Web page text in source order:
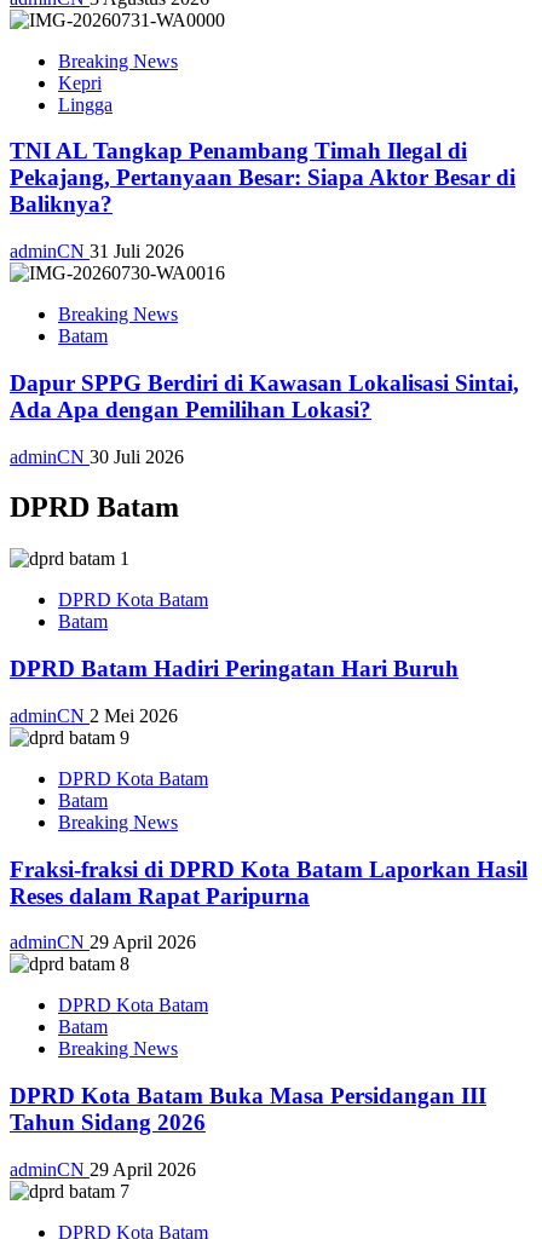
Breaking News
Kepri
Lingga
TNI AL Tangkap Penambang Timah Ilegal di
Pekajang, Pertanyaan Besar: Siapa Aktor Besar di
Baliknya?
adminCN 31 Juli 2026
Breaking News
Batam
Dapur SPPG Berdiri di Kawasan Lokalisasi Sintai,
Ada Apa dengan Pemilihan Lokasi?
adminCN 30 Juli 2026
DPRD Batam
DPRD Kota Batam
Batam
DPRD Batam Hadiri Peringatan Hari Buruh
adminCN 2 Mei 2026
DPRD Kota Batam
Batam
Breaking News
Fraksi-fraksi di DPRD Kota Batam Laporkan Hasil
Reses dalam Rapat Paripurna
adminCN 29 April 2026
DPRD Kota Batam
Batam
Breaking News
DPRD Kota Batam Buka Masa Persidangan III
Tahun Sidang 2026
adminCN 29 April 2026
DPRD Kota Batam